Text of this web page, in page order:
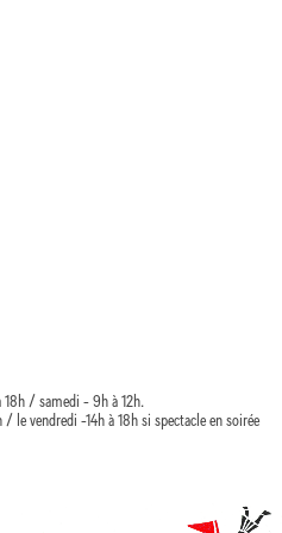
18h / samedi - 9h à 12h.
le vendredi -14h à 18h si spectacle en soirée